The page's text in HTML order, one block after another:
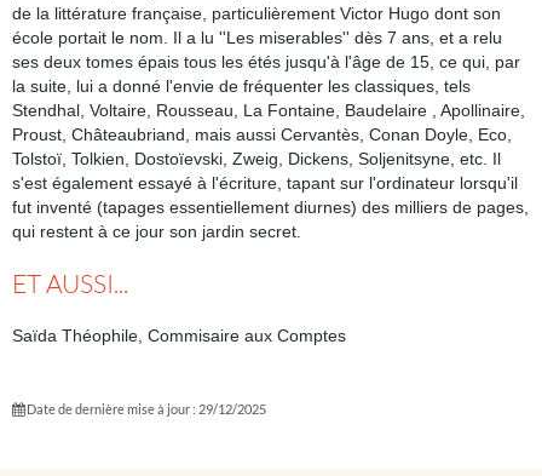
de la littérature française, particulièrement Victor Hugo dont son
école portait le nom. Il a lu ''Les miserables'' dès 7 ans, et a relu
ses deux tomes épais tous les étés jusqu'à l'âge de 15, ce qui, par
la suite, lui a donné l'envie de fréquenter les classiques, tels
Stendhal, Voltaire, Rousseau, La Fontaine, Baudelaire , Apollinaire,
Proust, Châteaubriand, mais aussi Cervantès, Conan Doyle, Eco,
Tolstoï, Tolkien, Dostoïevski, Zweig, Dickens, Soljenitsyne, etc. Il
s'est également essayé à l'écriture, tapant sur l'ordinateur lorsqu'il
fut inventé (tapages essentiellement diurnes) des milliers de pages,
qui restent à ce jour son jardin secret.
ET AUSSI...
Saïda Théophile, Commisaire aux Comptes
Date de dernière mise à jour : 29/12/2025